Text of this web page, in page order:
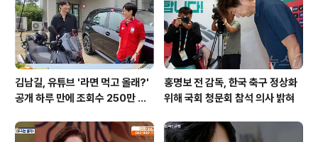
이 커질 것이라는 우려가 제기되었습니다. 당첨자들의 거
센 항의가 이어지자, 국토교통부는 공고 일주일..
김남길, 유튜브 '라면 먹고 올래?'
공개 하루 만에 조회수 250만 돌
홍명보 전 감독, 한국 축구 정상화
위해 국회 청문회 참석 의사 밝혀